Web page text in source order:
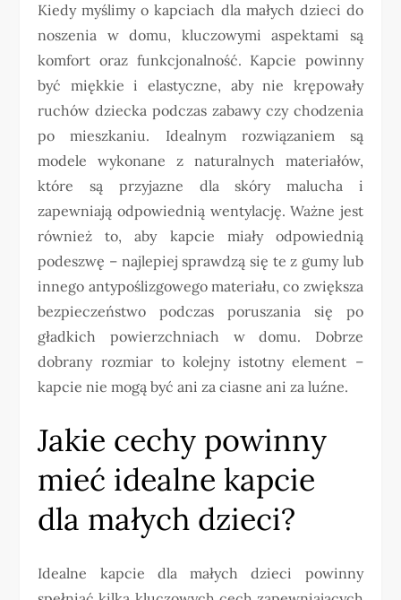
Kiedy myślimy o kapciach dla małych dzieci do
noszenia w domu, kluczowymi aspektami są
komfort oraz funkcjonalność. Kapcie powinny
być miękkie i elastyczne, aby nie krępowały
ruchów dziecka podczas zabawy czy chodzenia
po mieszkaniu. Idealnym rozwiązaniem są
modele wykonane z naturalnych materiałów,
które są przyjazne dla skóry malucha i
zapewniają odpowiednią wentylację. Ważne jest
również to, aby kapcie miały odpowiednią
podeszwę – najlepiej sprawdzą się te z gumy lub
innego antypoślizgowego materiału, co zwiększa
bezpieczeństwo podczas poruszania się po
gładkich powierzchniach w domu. Dobrze
dobrany rozmiar to kolejny istotny element –
kapcie nie mogą być ani za ciasne ani za luźne.
Jakie cechy powinny
mieć idealne kapcie
dla małych dzieci?
Idealne kapcie dla małych dzieci powinny